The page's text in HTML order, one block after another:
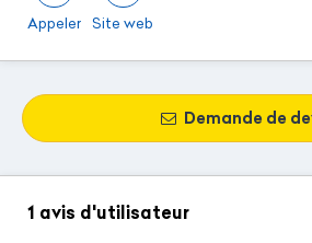
Appeler Site web
Demande de
1 avis d'utilisateur